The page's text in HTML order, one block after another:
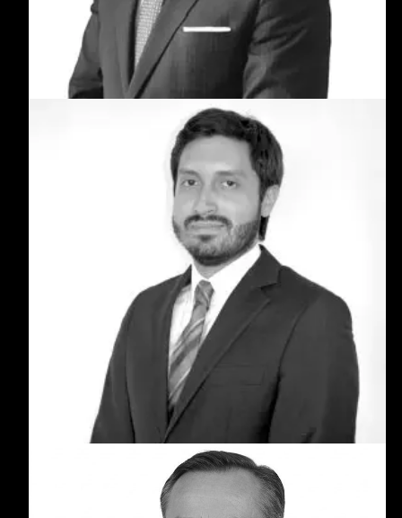
eficiencia fiscal.
Luis Felipe Giraldo
Luis Felipe Giraldo es un inversionista y
emprendedor con más de 15 años de experiencia
en el crecimiento y expansión de startups en
Latinoamérica. Ha liderado proyectos en sectores
como tecnología, logística, fintech, educación y e-
commerce.